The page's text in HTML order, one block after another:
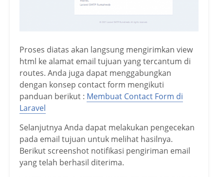
Proses diatas akan langsung mengirimkan view
html ke alamat email tujuan yang tercantum di
routes. Anda juga dapat menggabungkan
dengan konsep contact form mengikuti
panduan berikut : Membuat Contact Form di
Laravel
Selanjutnya Anda dapat melakukan pengecekan
pada email tujuan untuk melihat hasilnya.
Berikut screenshot notifikasi pengiriman email
yang telah berhasil diterima.